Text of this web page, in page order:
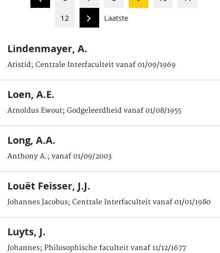
12
Laatste
Lindenmayer, A.
Aristid; Centrale Interfaculteit vanaf 01/09/1969
Loen, A.E.
Arnoldus Ewout; Godgeleerdheid vanaf 01/08/1955
Long, A.A.
Anthony A.; vanaf 01/09/2003
Louët Feisser, J.J.
Johannes Jacobus; Centrale Interfaculteit vanaf 01/01/1980
Luyts, J.
Johannes; Philosophische faculteit vanaf 11/12/1677